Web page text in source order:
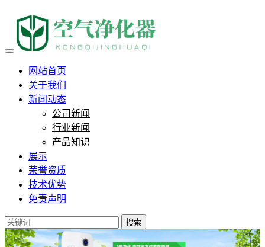
孕妇慎用负离子净化器：臭氧
网站首页
关于我们
新闻动态
公司新闻
行业新闻
产品知识
展示
荣誉资质
技术优势
免责声明
搜索